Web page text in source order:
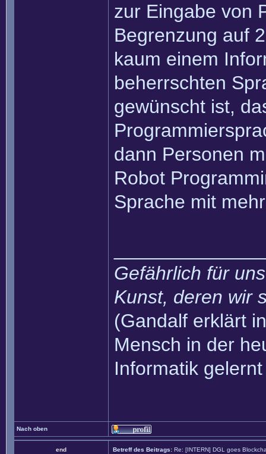
zur Eingabe von
Begrenzung auf
kaum einem
beherrschten
gewünscht ist,
dann Personen
Robot
Sprache mit
Gefährlich für
Kunst, deren wir
(Gandalf erklärt
Mensch in der
Informatik
Nach oben
end Betreff des Beitrags: Re: [INTERN] DGL goes